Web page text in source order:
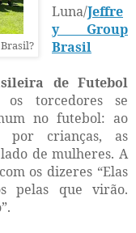
Luna/Jeffre
y Group
Brasil
de Futebol
torcedores se
no futebol: ao
por crianças, as
de mulheres. A
os dizeres “Elas
pelas que virão.